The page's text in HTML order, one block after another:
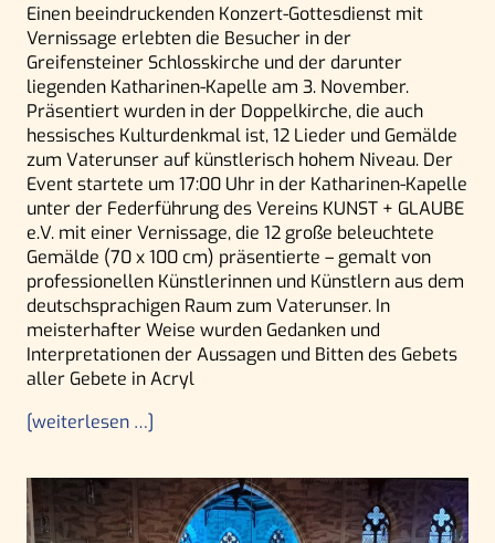
Einen beeindruckenden Konzert-Gottesdienst mit
Vernissage erlebten die Besucher in der
Greifensteiner Schlosskirche und der darunter
liegenden Katharinen-Kapelle am 3. November.
Präsentiert wurden in der Doppelkirche, die auch
hessisches Kulturdenkmal ist, 12 Lieder und Gemälde
zum Vaterunser auf künstlerisch hohem Niveau. Der
Event startete um 17:00 Uhr in der Katharinen-Kapelle
unter der Federführung des Vereins KUNST + GLAUBE
e.V. mit einer Vernissage, die 12 große beleuchtete
Gemälde (70 x 100 cm) präsentierte – gemalt von
professionellen Künstlerinnen und Künstlern aus dem
deutschsprachigen Raum zum Vaterunser. In
meisterhafter Weise wurden Gedanken und
Interpretationen der Aussagen und Bitten des Gebets
aller Gebete in Acryl
[weiterlesen …]